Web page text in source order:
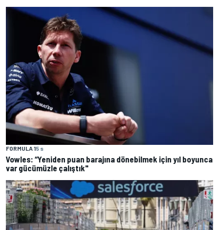
FORMULA 15 s
Vowles: “Yeniden puan barajına dönebilmek için yıl boyunca
var gücümüzle çalıştık"